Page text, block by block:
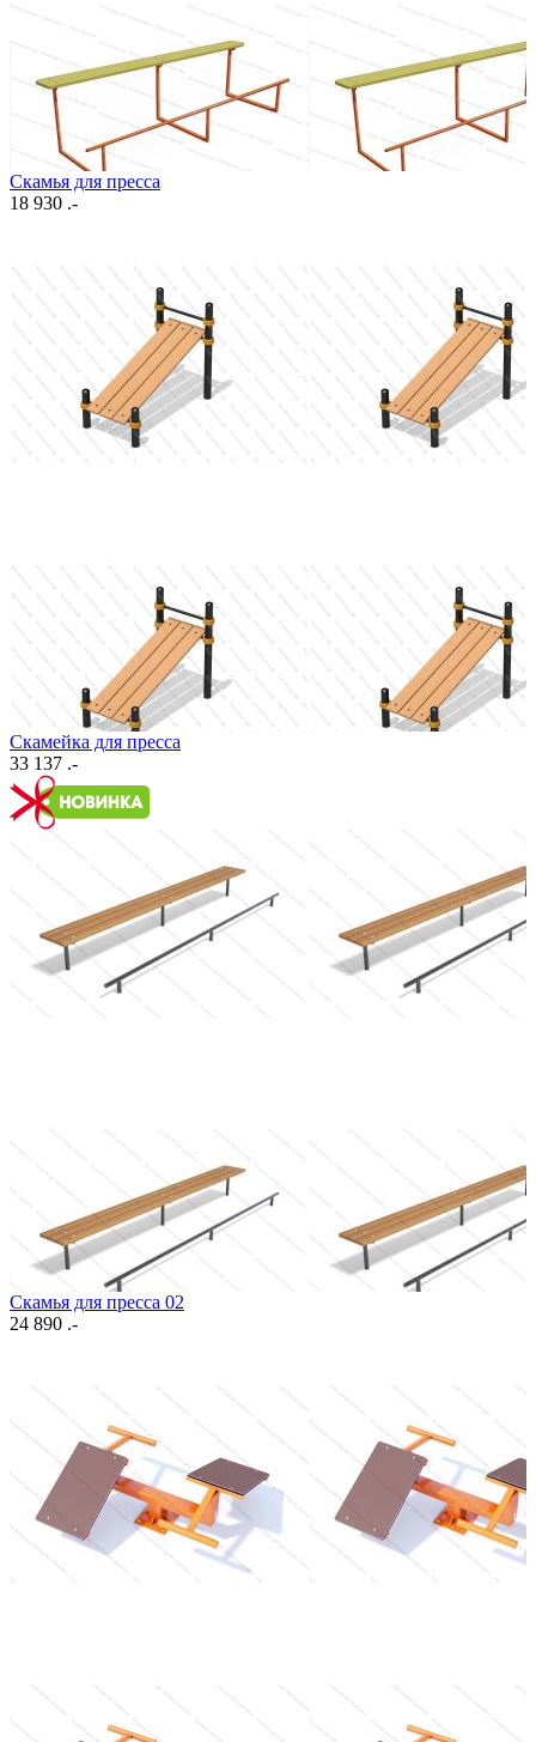
Скамья для пресса
18 930 .-
Скамейка для пресса
33 137 .-
Скамья для пресса 02
24 890 .-